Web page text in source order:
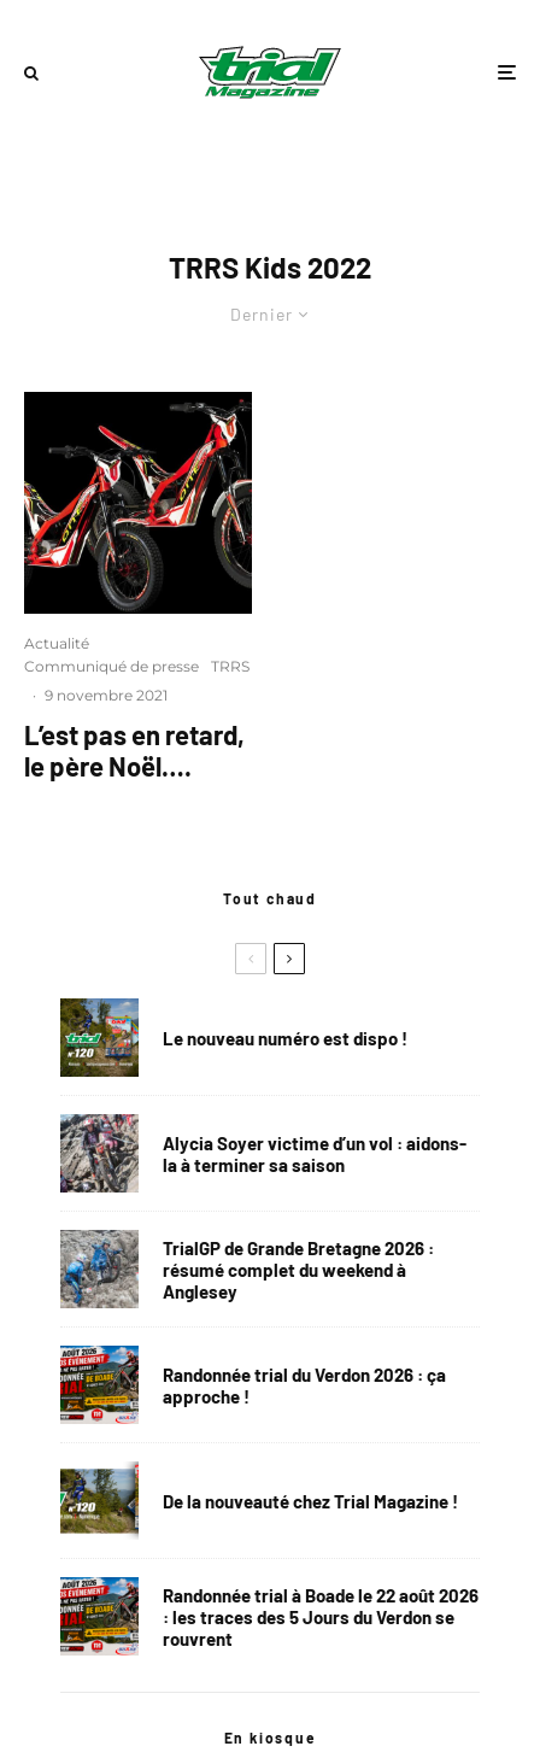
TRRS Kids 2022
Dernier
Actualité
Communiqué de presse
TRRS
· 9 novembre 2021
L’est pas en retard,
le père Noël….
Tout chaud
Le nouveau numéro est dispo !
Alycia Soyer victime d’un vol : aidons-
la à terminer sa saison
TrialGP de Grande Bretagne 2026 :
résumé complet du weekend à
Anglesey
Randonnée trial du Verdon 2026 : ça
approche !
De la nouveauté chez Trial Magazine !
Randonnée trial à Boade le 22 août 2026
: les traces des 5 Jours du Verdon se
rouvrent
En kiosque